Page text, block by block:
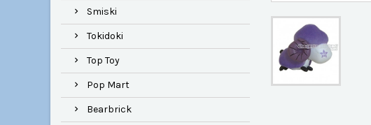
Smiski
Tokidoki
Top Toy
Pop Mart
Bearbrick